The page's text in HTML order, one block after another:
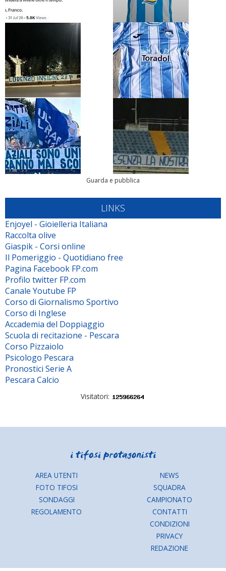
Guarda e pubblica
LINKS
Enjoyel - Gioielleria Italiana
Raccolta olive
Giaspik - Corsi online
Il Pomeriggio - Quotidiano free
Pagina Facebook FP.com
Profilo twitter FP.com
Canale Youtube FP
Corso di Giornalismo Sportivo
Corso di Inglese
Accademia del Doppiaggio
Scuola di recitazione - Pescara
Corso Pizzaiolo
Psicologo Pescara
Pronostici Serie A
Pescara Calcio
Visitatori:
AREA UTENTI
FOTO TIFOSI
SONDAGGI
REGOLAMENTO
NEWS
SQUADRA
CAMPIONATO
CONTATTI
CONDIZIONI
PRIVACY
REDAZIONE